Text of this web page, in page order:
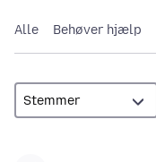
Alle Behøver hjælp